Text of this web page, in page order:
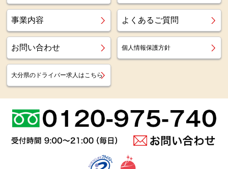
事業内容 よくあるご質問
お問い合わせ 個人情報保護方針
大分県のドライバー求人はこちら